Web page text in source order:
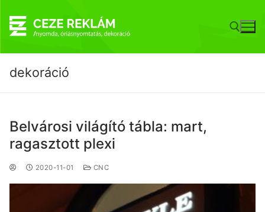
dekoráció
Belvárosi világító tábla: mart,
ragasztott plexi
2020-11-01 CNC